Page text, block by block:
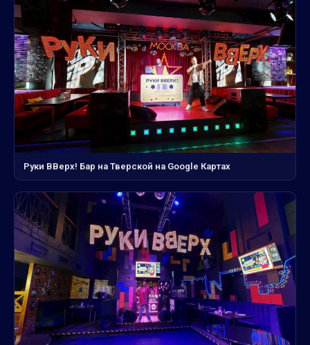
Руки ВВерх! Бар на Тверской на Google Картах